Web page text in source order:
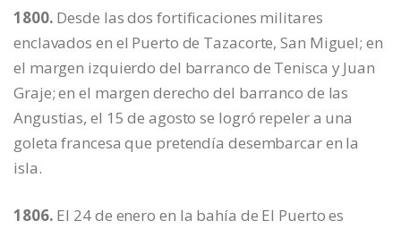
1800. Desde las dos fortificaciones militares
enclavados en el Puerto de Tazacorte, San Miguel; en
el margen izquierdo del barranco de Tenisca y Juan
Graje; en el margen derecho del barranco de las
Angustias, el 15 de agosto se logró repeler a una
goleta francesa que pretendía desembarcar en la
isla.
1806. El 24 de enero en la bahía de El Puerto es